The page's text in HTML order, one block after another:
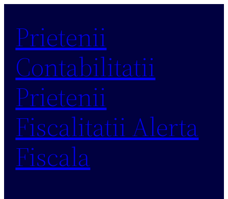
conținut
Prietenii
Contabilitatii
Prietenii
Fiscalitatii Alerta
Fiscala